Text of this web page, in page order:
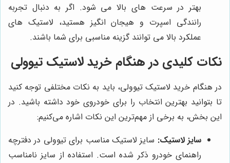
بهتر در سرعت های بالا می شود. اگر به دنبال تجربه
رانندگی اسپرت و هیجان انگیز هستید، لاستیک های
عملکرد بالا می توانند گزینه مناسبی برای شما باشند.
نکات کلیدی در هنگام خرید لاستیک تیوولی
در هنگام خرید لاستیک تیوولی، باید به نکات مختلفی توجه کنید
تا بتوانید بهترین انتخاب را برای خودروی خود داشته باشید. در
این بخش، به برخی از مهم‌ترین این نکات اشاره می‌کنیم:
سایز لاستیک: سایز لاستیک مناسب برای تیوولی در دفترچه
راهنمای خودرو ذکر شده است. استفاده از سایز نامناسب